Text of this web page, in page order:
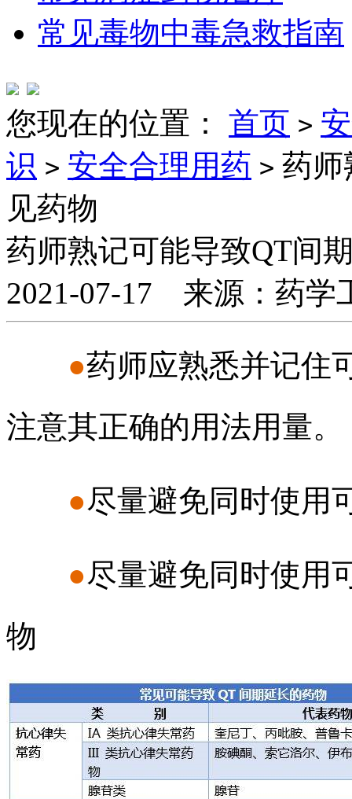
常见毒物中毒急救指南
您现在的位置： 首页 >
识 > 安全合理用药 > 药师
见药物
药师熟记可能导致QT间
2021-07-17 来源：药
●药师应熟悉并记住
注意其正确的用法用量。
●尽量避免同时使用
●尽量避免同时使用
物